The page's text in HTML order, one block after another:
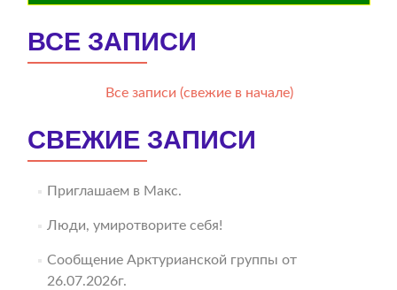
ВСЕ ЗАПИСИ
Все записи (свежие в начале)
СВЕЖИЕ ЗАПИСИ
Приглашаем в Макс.
Люди, умиротворите себя!
Сообщение Арктурианской группы от
26.07.2026г.